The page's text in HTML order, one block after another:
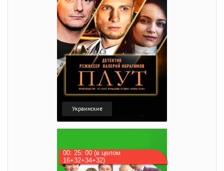
Украинские
00: 25: 00 (в целом
16+32+34+32)